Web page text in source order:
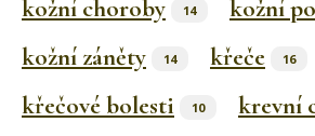
kožní choroby 14 kožní
kožní záněty 14 křeče 16
křečové bolesti 10 krevní